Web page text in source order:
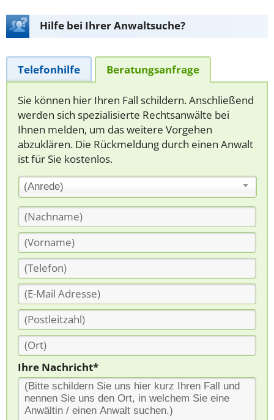
Hilfe bei Ihrer Anwaltsuche?
Telefonhilfe Beratungsanfrage
Sie können hier Ihren Fall schildern. Anschließend
werden sich spezialisierte Rechtsanwälte bei
Ihnen melden, um das weitere Vorgehen
abzuklären. Die Rückmeldung durch einen Anwalt
ist für Sie kostenlos.
(Anrede)
Ihre Nachricht*